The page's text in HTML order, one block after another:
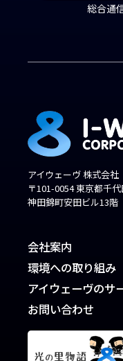
総合通
アイウェーヴ 株式会社
〒101-0054 東京都千
神田錦町安田ビル13階
会社案内
環境への取り組み
アイウェーヴのサ
お問い合わせ